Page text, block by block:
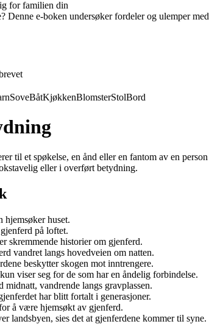
for familien din
Denne e-boken undersøker fordeler og ulemper
SoveBåtKjøkkenBlomsterStolBord
til et spøkelse, en ånd eller en fantom av en
eller i overført betydning.
hjemsøker huset.
på loftet.
skremmende historier om gjenferd.
vandret langs hovedveien om natten.
beskytter skogen mot inntrengere.
viser seg for de som har en åndelig forbindelse.
midnatt, vandrende langs gravplassen.
har blitt fortalt i generasjoner.
å være hjemsøkt av gjenferd.
landsbyen, sies det at gjenferdene kommer til syne.